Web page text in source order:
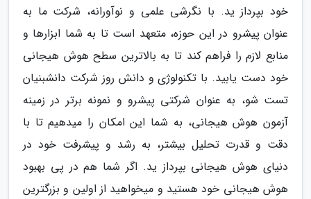
خود بپرداز ید. با نگرشی علمی و نوآورانه، شرکت ما به
عنوان پیشرو در این حوزه، متعهد است تا به شما ابزارها و
منابع لازم را فراهم کند تا به بالاترین سطح هوش هیجانی
خود دست یابید. با تکنولوژی و دانش روز شرکت دانشبنیان
تست شو، به عنوان شرکتی پیشرو و نمونه برتر در زمینه
آزمون هوش هیجانی، به شما این امکان را میدهیم تا با
دقت و قدرت تحلیل بیشتر، به رشد و پیشرفت خود در
دنیای هوش هیجانی بپرداز ید. اگر شما هم در پی بهبود
هوش هیجانی خود هستید و میخواهید از اولین و بزرگترین